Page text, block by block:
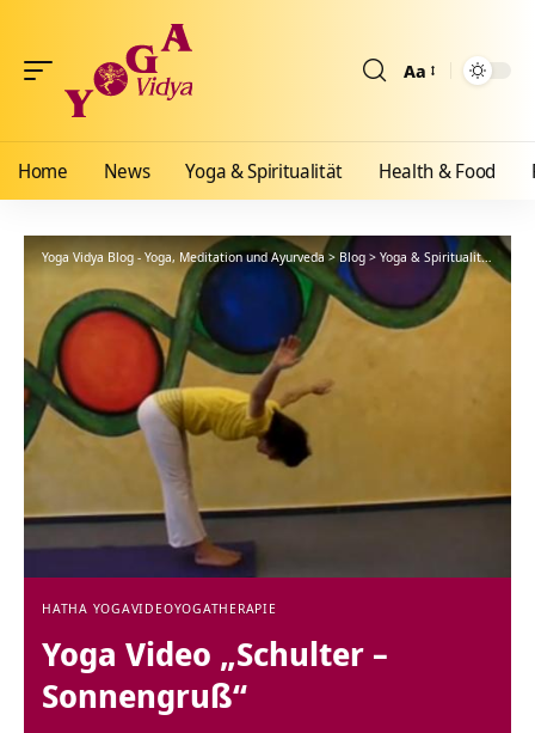
Aa
Home News Yoga & Spiritualität Health & Food
Yoga Vidya Blog - Yoga, Meditation und Ayurveda > Blog > Yoga & Spiritualität >
HATHA YOGAVIDEOYOGATHERAPIE
Yoga Video „Schulter –
Sonnengruß“